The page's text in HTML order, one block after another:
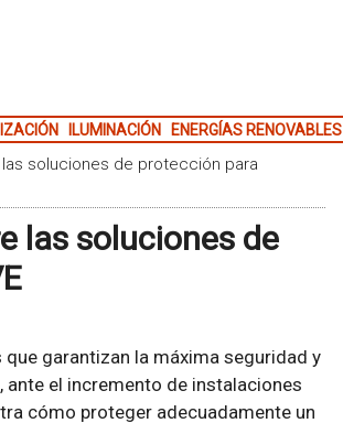
ILUMINACIÓN ENERGÍAS RENOVABLES
soluciones de protección para
las soluciones de
garantizan la máxima seguridad y
el incremento de instalaciones
cómo proteger adecuadamente un